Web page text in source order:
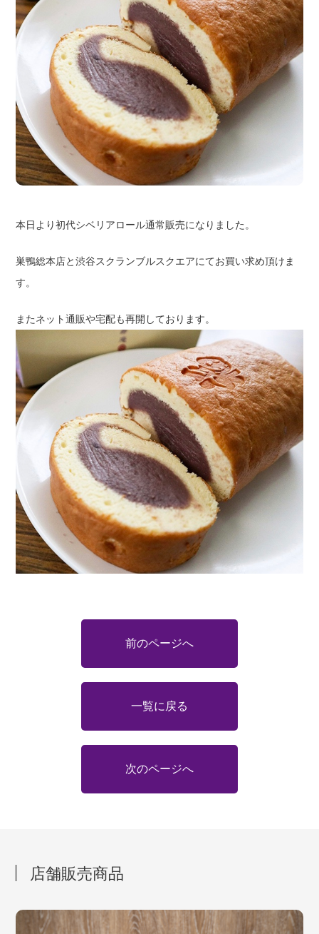
本日より初代シベリアロール通常販売になりました。
巣鴨総本店と渋谷スクランブルスクエアにてお買い求め頂けま
す。
またネット通販や宅配も再開しております。
前のページへ
一覧に戻る
次のページへ
店舗販売商品